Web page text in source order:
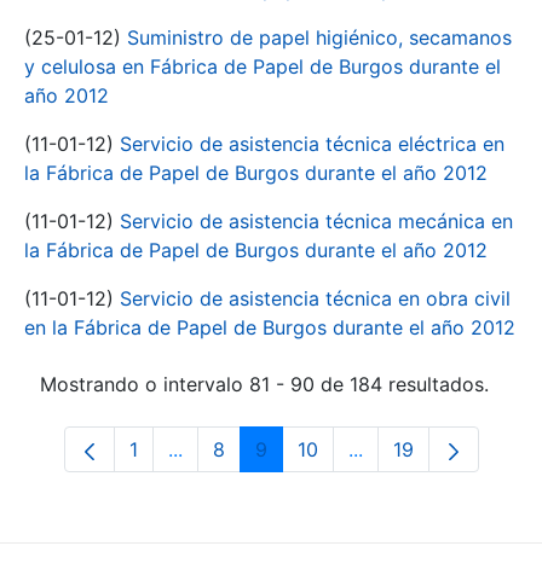
(25-01-12) Suministro de papel higiénico, secamanos
y celulosa en Fábrica de Papel de Burgos durante el
año 2012
(11-01-12) Servicio de asistencia técnica eléctrica en
la Fábrica de Papel de Burgos durante el año 2012
(11-01-12) Servicio de asistencia técnica mecánica en
la Fábrica de Papel de Burgos durante el año 2012
(11-01-12) Servicio de asistencia técnica en obra civil
en la Fábrica de Papel de Burgos durante el año 2012
Mostrando o intervalo 81 - 90 de 184 resultados.
Páxina
1 ...Páxinas intermedias Use pestaña para
Páxina
8 Páxina
9 Páxina
10 ...PáxinasPáxina
19